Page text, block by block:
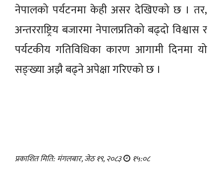
नेपालको पर्यटनमा केही असर देखिएको छ । तर,
अन्तरराष्ट्रिय बजारमा नेपालप्रतिको बढ्दो विश्वास र
पर्यटकीय गतिविधिका कारण आगामी दिनमा यो
सङ्ख्या अझै बढ्ने अपेक्षा गरिएको छ ।
प्रकाशित मिति: मंगलबार, जेठ १९, २०८३ १५:०८